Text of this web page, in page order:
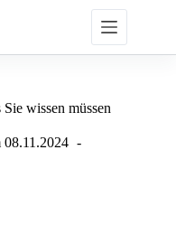
wissen müssen
08.11.2024